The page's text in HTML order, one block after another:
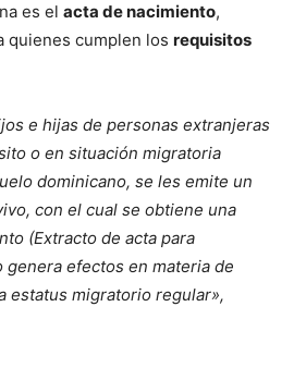
es el acta de nacimiento,
quienes cumplen los requisitos
e hijas de personas extranjeras
o en situación migratoria
dominicano, se les emite un
con el cual se obtiene una
(Extracto de acta para
genera efectos en materia de
estatus migratorio regular»,